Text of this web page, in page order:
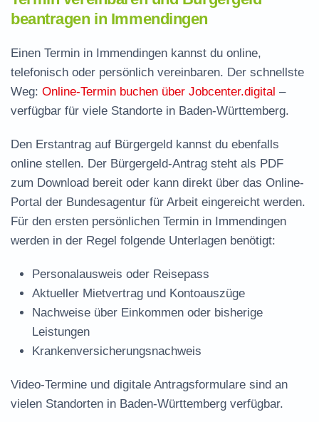
beantragen in Immendingen
Einen Termin in Immendingen kannst du online,
telefonisch oder persönlich vereinbaren. Der schnellste
Weg: Online-Termin buchen über Jobcenter.digital –
verfügbar für viele Standorte in Baden-Württemberg.
Den Erstantrag auf Bürgergeld kannst du ebenfalls
online stellen. Der Bürgergeld-Antrag steht als PDF
zum Download bereit oder kann direkt über das Online-
Portal der Bundesagentur für Arbeit eingereicht werden.
Für den ersten persönlichen Termin in Immendingen
werden in der Regel folgende Unterlagen benötigt:
Personalausweis oder Reisepass
Aktueller Mietvertrag und Kontoauszüge
Nachweise über Einkommen oder bisherige
Leistungen
Krankenversicherungsnachweis
Video-Termine und digitale Antragsformulare sind an
vielen Standorten in Baden-Württemberg verfügbar.